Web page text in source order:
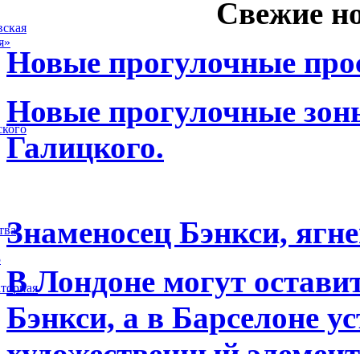
Свежие
Новые прогулочные
Новые прогулочные
Галицкого.
Знаменосец Бэнкси,
В Лондоне могут
Бэнкси, а в Барселоне